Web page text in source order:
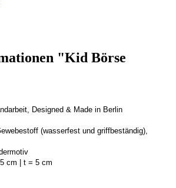
"Kid Börse
Designed & Made in Berlin
(wasserfest und griffbeständig),
cm | t = 5 cm